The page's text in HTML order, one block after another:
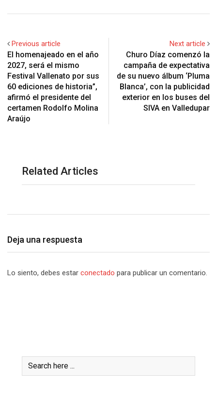
Previous article
El homenajeado en el año
2027, será el mismo
Festival Vallenato por sus
60 ediciones de historia”,
afirmó el presidente del
certamen Rodolfo Molina
Araújo
Next article
Churo Díaz comenzó la
campaña de expectativa
de su nuevo álbum ‘Pluma
Blanca’, con la publicidad
exterior en los buses del
SIVA en Valledupar
Related Articles
Deja una respuesta
Lo siento, debes estar conectado para publicar un comentario.